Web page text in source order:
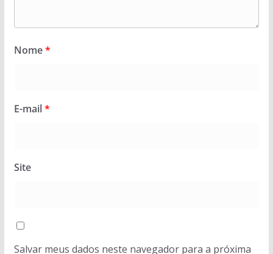
Nome*
E-mail*
Site
Salvar meus dados neste navegador para a próxima